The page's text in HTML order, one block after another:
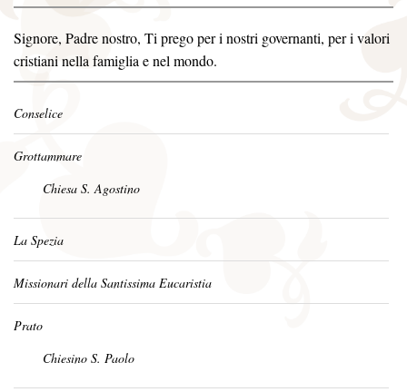
i
o
Signore, Padre nostro, Ti prego per i nostri governanti, per i valori
cristiani nella famiglia e nel mondo.
Conselice
Grottammare
Chiesa S. Agostino
La Spezia
Missionari della Santissima Eucaristia
Prato
Chiesino S. Paolo